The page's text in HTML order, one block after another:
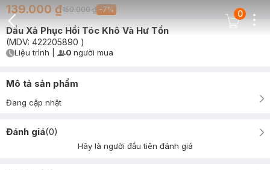
Back Icon
Cart Icon
0
139.000 ₫150.000 ₫ -7%
Dầu Xả Phục Hồi Tóc Khô Và Hư Tổn
(MDV: 422205890 )
Timer Gray Icon
Liệu trình User Product Icon
0 người mua
Mô tả sản phẩm
Đang cập nhật
Đánh giá(0)
Hãy là người đầu tiên đánh giá